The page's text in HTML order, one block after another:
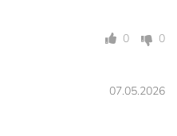
лессирующий
для лестниц
0 0
07.05.2026